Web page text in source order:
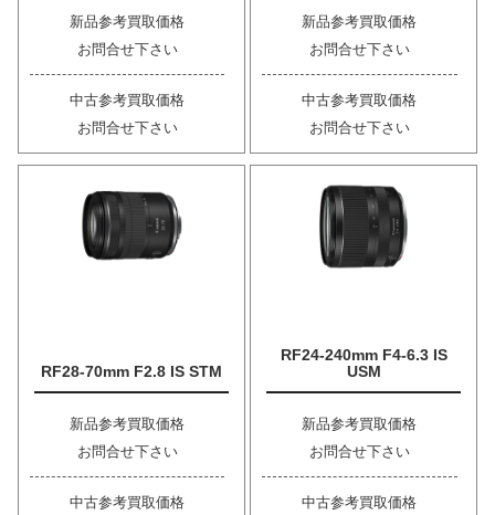
新品参考買取価格
お問合せ下さい
中古参考買取価格
お問合せ下さい
新品参考買取価格
お問合せ下さい
中古参考買取価格
お問合せ下さい
RF28-70mm F2.8 IS STM
新品参考買取価格
お問合せ下さい
中古参考買取価格
RF24-240mm F4-6.3 IS
USM
新品参考買取価格
お問合せ下さい
中古参考買取価格